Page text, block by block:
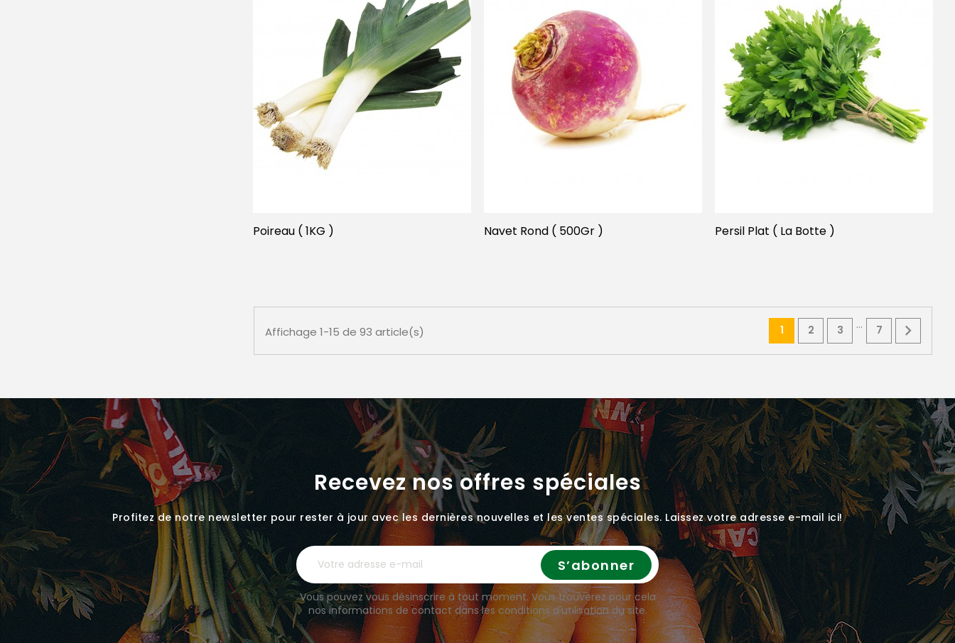
Poireau ( 1KG ) Navet Rond ( 500Gr ) Persil Plat ( La Botte )
Affichage 1-15 de 93 article(s) 1 2 3 … 7 
Recevez nos offres spéciales
Profitez de notre newsletter pour rester à jour avec les dernières nouvelles et les ventes spéciales. Laissez votre adresse e-mail ici!
Vous pouvez vous désinscrire à tout moment. Vous trouverez pour cela
nos informations de contact dans les conditions d'utilisation du site.